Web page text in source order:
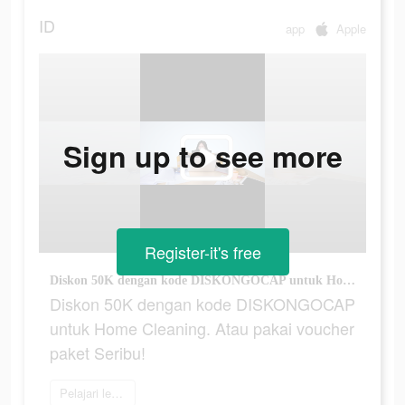
ID app Apple
Diskon 50K dengan kode DISKONGOCAP untuk Home Cleaning. Atau pakai voucher paket Seribu!
Diskon 50K dengan kode DISKONGOCAP
untuk Home Cleaning. Atau pakai voucher
paket Seribu!
Pelajari lebih lanjut
Sign up to see more
Register-it's free